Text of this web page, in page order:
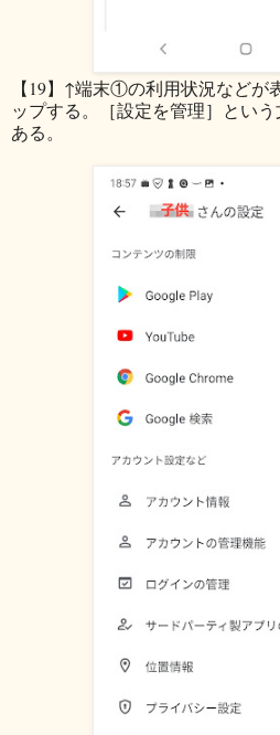
【19】↑端末①の利用状況などが
ップする。［設定を管理］とい
ある。